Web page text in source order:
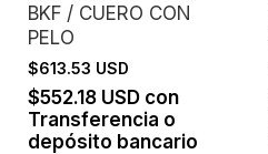
BKF / CUERO CON
PELO
$613.53 USD
$552.18 USD con
Transferencia o
depósito bancario